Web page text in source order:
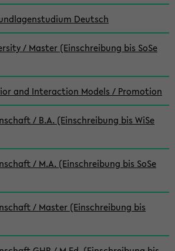
Deutsch
/ Master (Einschreibung bis SoSe
and Interaction Models / Promotion
/ B.A. (Einschreibung bis WiSe
/ M.A. (Einschreibung bis SoSe
/ Master (Einschreibung bis